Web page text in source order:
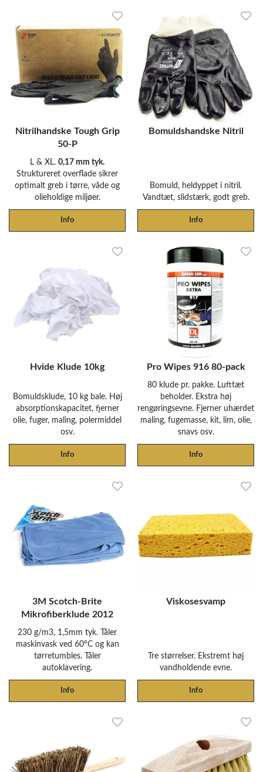
Nitrilhandske Tough Grip
50-P
L & XL. 0,17 mm tyk.
Struktureret overflade sikrer
optimalt greb i tørre, våde og
olieholdige miljøer.
Info
Bomuldshandske Nitril
Bomuld, heldyppet i nitril.
Vandtæt, slidstærk, godt greb.
Info
Hvide Klude 10kg
Bomuldsklude, 10 kg bale. Høj
absorptionskapacitet, fjerner
olie, fuger, maling, polermiddel
osv.
Info
Pro Wipes 916 80-pack
80 klude pr. pakke. Lufttæt
beholder. Ekstra høj
rengøringsevne. Fjerner uhærdet
maling, fugemasse, kit, lim, olie,
snavs osv.
Info
3M Scotch-Brite
Mikrofiberklude 2012
230 g/m3, 1,5mm tyk. Tåler
maskinvask ved 60°C og kan
tørretumbles. Tåler
autoklavering.
Info
Viskosesvamp
Tre størrelser. Ekstremt høj
vandholdende evne.
Info